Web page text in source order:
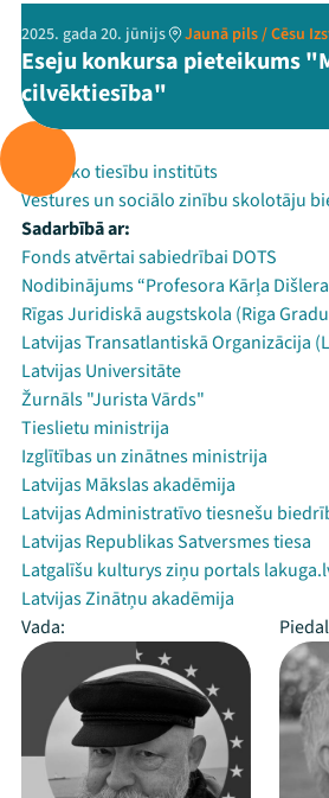
2025. gada 20. jūnijs Jaunā pils / Cēsu
Eseju konkursa pieteikums
cilvēktiesība"
Publisko tiesību institūts
Vēstures un sociālo zinību skolotāju
Sadarbībā ar:
Fonds atvērtai sabiedrībai DOTS
Nodibinājums “Profesora Kārļa
Rīgas Juridiskā augstskola (Riga
Latvijas Transatlantiskā Organizācija
Latvijas Universitāte
Žurnāls "Jurista Vārds"
Tieslietu ministrija
Izglītības un zinātnes ministrija
Latvijas Mākslas akadēmija
Latvijas Administratīvo tiesnešu
Latvijas Republikas Satversmes tiesa
Latgalīšu kulturys ziņu portals
Latvijas Zinātņu akadēmija
Vada: